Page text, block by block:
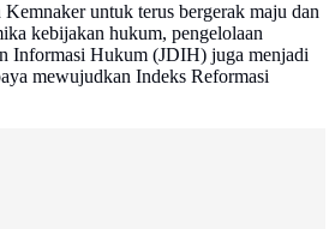
untuk terus bergerak maju dan
kebijakan hukum, pengelolaan
Informasi Hukum (JDIH) juga menjadi
mewujudkan Indeks Reformasi